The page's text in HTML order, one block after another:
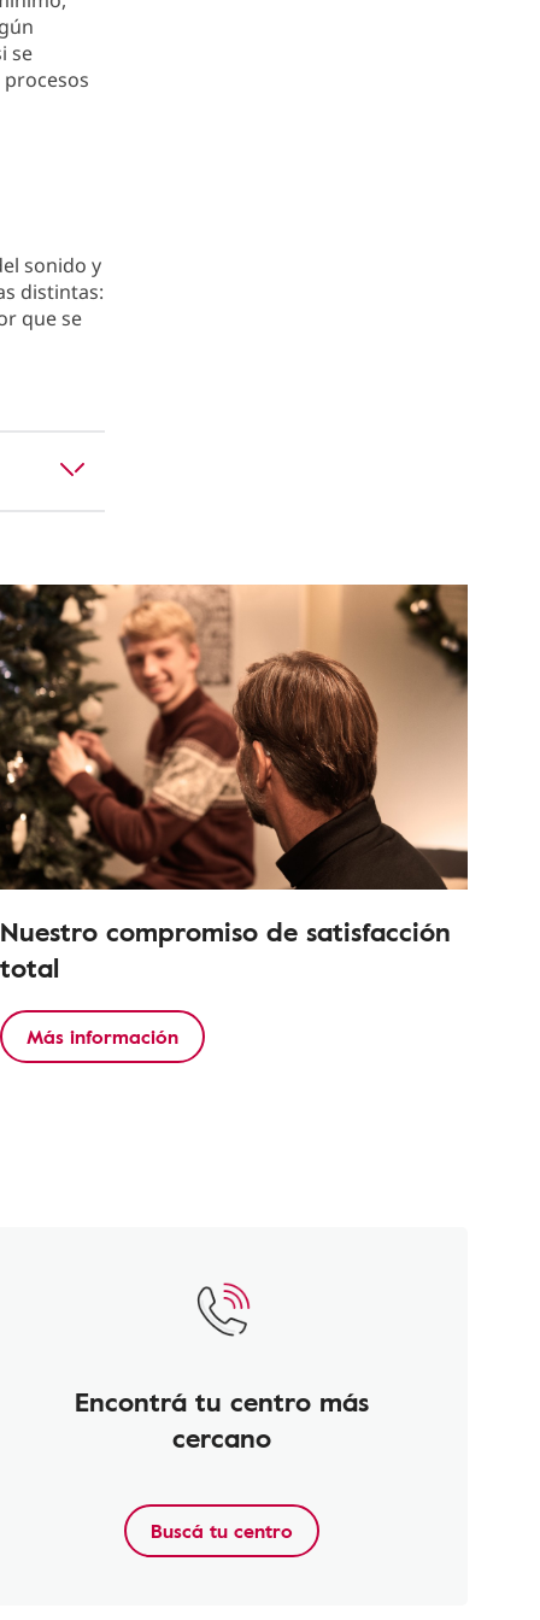
se
sonido y
distintas:
que se
Nuestro compromiso de satisfacción
total
Más información
Encontrá tu centro más
cercano
Buscá tu centro